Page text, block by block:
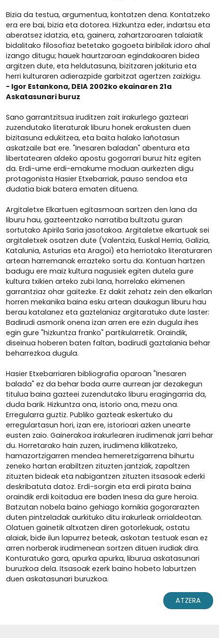
Bizia da testua, argumentua, kontatzen dena. Kontatzeko
era ere bai, bizia eta dotorea. Hizkuntza eder, indartsu eta
aberatsez idatzia, eta, gainera, zahartzaroaren talaiatik
bidalitako filosofiaz betetako gogoeta biribilak idoro ahal
izango ditugu; hauek haurtzaroan egindakoaren bidea
argitzen dute, eta heldutasuna, bizitzaren jakituria eta
herri kulturaren adierazpide garbitzat agertzen zaizkigu.
- Igor Estankona, DEIA 2002ko ekainaren 21a
Askatasunari buruz
Sano garrantzitsua iruditzen zait irakurlego gazteari
zuzendutako literaturak liburu honek erakusten duen
bizitasuna edukitzea, eta baita halako lañotasun
askatzaile bat ere. "Inesaren baladan" abentura eta
libertatearen aldeko apostu gogorrari buruz hitz egiten
da. Erdi-ume erdi-emakume moduan aurkezten digu
protagonista Hasier Etxebarriak, pauso sendoa eta
dudatia biak batera ematen dituena.
Argitaletxe Elkartuen egitasmoan sartzen den lana da
liburu hau, gazteentzako narratiba bultzatu guran
sortutako Apirila Saria jasotakoa. Argitaletxe elkartuak sei
argitaletxek osatzen dute (Valentzia, Euskal Herria, Galizia,
Katalunia, Asturias eta Aragoi) eta herriotako literaturaren
artean harremanak errazteko sortu da. Kontuan hartzen
badugu ere maiz kultura nagusiek egiten dutela gure
kultura txikien arteko zubi lana, horrelako ekimenen
garrantziaz ohar gaitezke. Ez dakit zehatz zein den elkarlan
horren mekanika baina esku artean daukagun liburu hau
berau katalanez eta gaztelaniaz argitaratuko dute laster:
Badirudi asmorik onena izan arren ere ezin dugula ihes
egin gure "hizkuntza franko" partikularretik. Oraindik,
diseinua hoberen baten faltan, badirudi gaztalania behar
beharrezkoa dugula.
Hasier Etxebarriaren bibliografia oparoan "Inesaren
balada" ez da behar bada aurre aurrean jar dezakegun
titulua baina gazteei zuzendutako liburu eragingarria da,
duda barik. Hizkuntza ona, istorio ona, mezu ona.
Erregularra guztiz. Publiko gazteak eskertuko du
erregulartasun hori, izan ere, istorioari azken unearte
eusten zaio. Gainerakoa irakurlearen irudimenak jarri behar
du. Horretarako hain zuzen, irudimena kilikatzeko,
hamazortzigarren mendea hemeretzigarrena bihurtu
zeneko hartan erabiltzen zituzten jantziak, zapaltzen
zituzten bideak eta nabigantzen zituzten itsasoak ederki
deskribatuta datoz. Erdi-sorgin eta erdi pirata baina
oraindik erdi koitadua ere baden Inesa da gure heroia.
Batzutan nobela baino gehiago komikia gogorarazten
duten pintzeladak aurkituko ditu irakurleak orrialdeotan.
Olatuen gainetik altxatzen diren gotorlekuak, ostatu
alaiak, bide ilun lapurrez beteak, askotan testuak esan ez
arren norberak irudimenean sortzen dituen irudiak dira.
Konturatuko gara, apurka apurka, liburua askatasunari
buruzkoa dela. Itsasoak ezerk baino hobeto laburtzen
duen askatasunari buruzkoa.
ATZERA